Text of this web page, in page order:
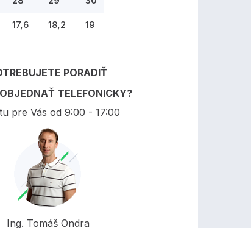
17,6 18,2 19
PORADIŤ
TELEFONICKY?
pre Vás od 9:00 - 17:00
Ing. Tomáš Ondra